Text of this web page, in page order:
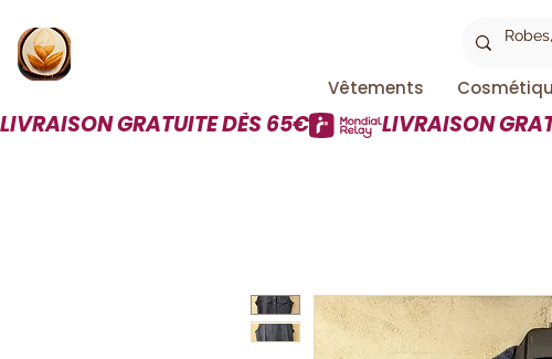
Vêtements
LIVRAISON GRATUITE DÈS 65€